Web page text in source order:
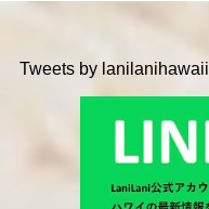
Tweets by lanilanihawaii